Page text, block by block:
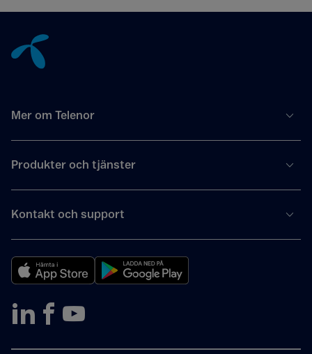
Mer om Telenor
Produkter och tjänster
Kontakt och support